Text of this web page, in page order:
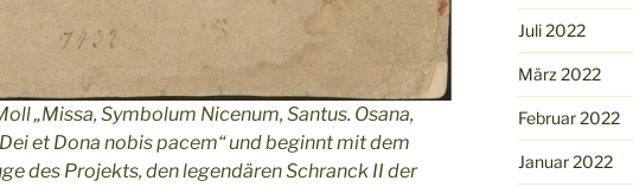
„Missa, Symbolum Nicenum, Santus. Osana,
et Dona nobis pacem“ und beginnt mit dem
des Projekts, den legendären Schranck II der
Juli 2022
März 2022
Februar 2022
Januar 2022